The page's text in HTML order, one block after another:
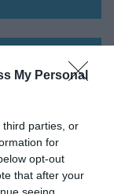
My Personal
third parties, or
for
opt-out
that after your
seeing